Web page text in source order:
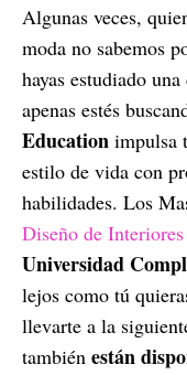
Algunas veces,
moda no sabemos
hayas estudiado
apenas estés
Education impulsa
estilo de vida con
habilidades. Los
Diseño de Interiores
Universidad
lejos como tú
llevarte a la
también están